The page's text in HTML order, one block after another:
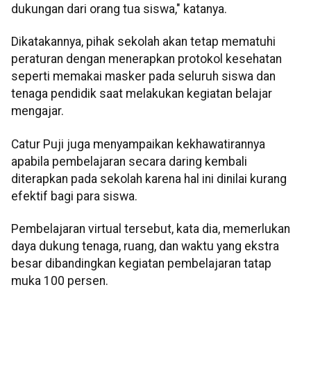
dukungan dari orang tua siswa," katanya.
Dikatakannya, pihak sekolah akan tetap mematuhi
peraturan dengan menerapkan protokol kesehatan
seperti memakai masker pada seluruh siswa dan
tenaga pendidik saat melakukan kegiatan belajar
mengajar.
Catur Puji juga menyampaikan kekhawatirannya
apabila pembelajaran secara daring kembali
diterapkan pada sekolah karena hal ini dinilai kurang
efektif bagi para siswa.
Pembelajaran virtual tersebut, kata dia, memerlukan
daya dukung tenaga, ruang, dan waktu yang ekstra
besar dibandingkan kegiatan pembelajaran tatap
muka 100 persen.